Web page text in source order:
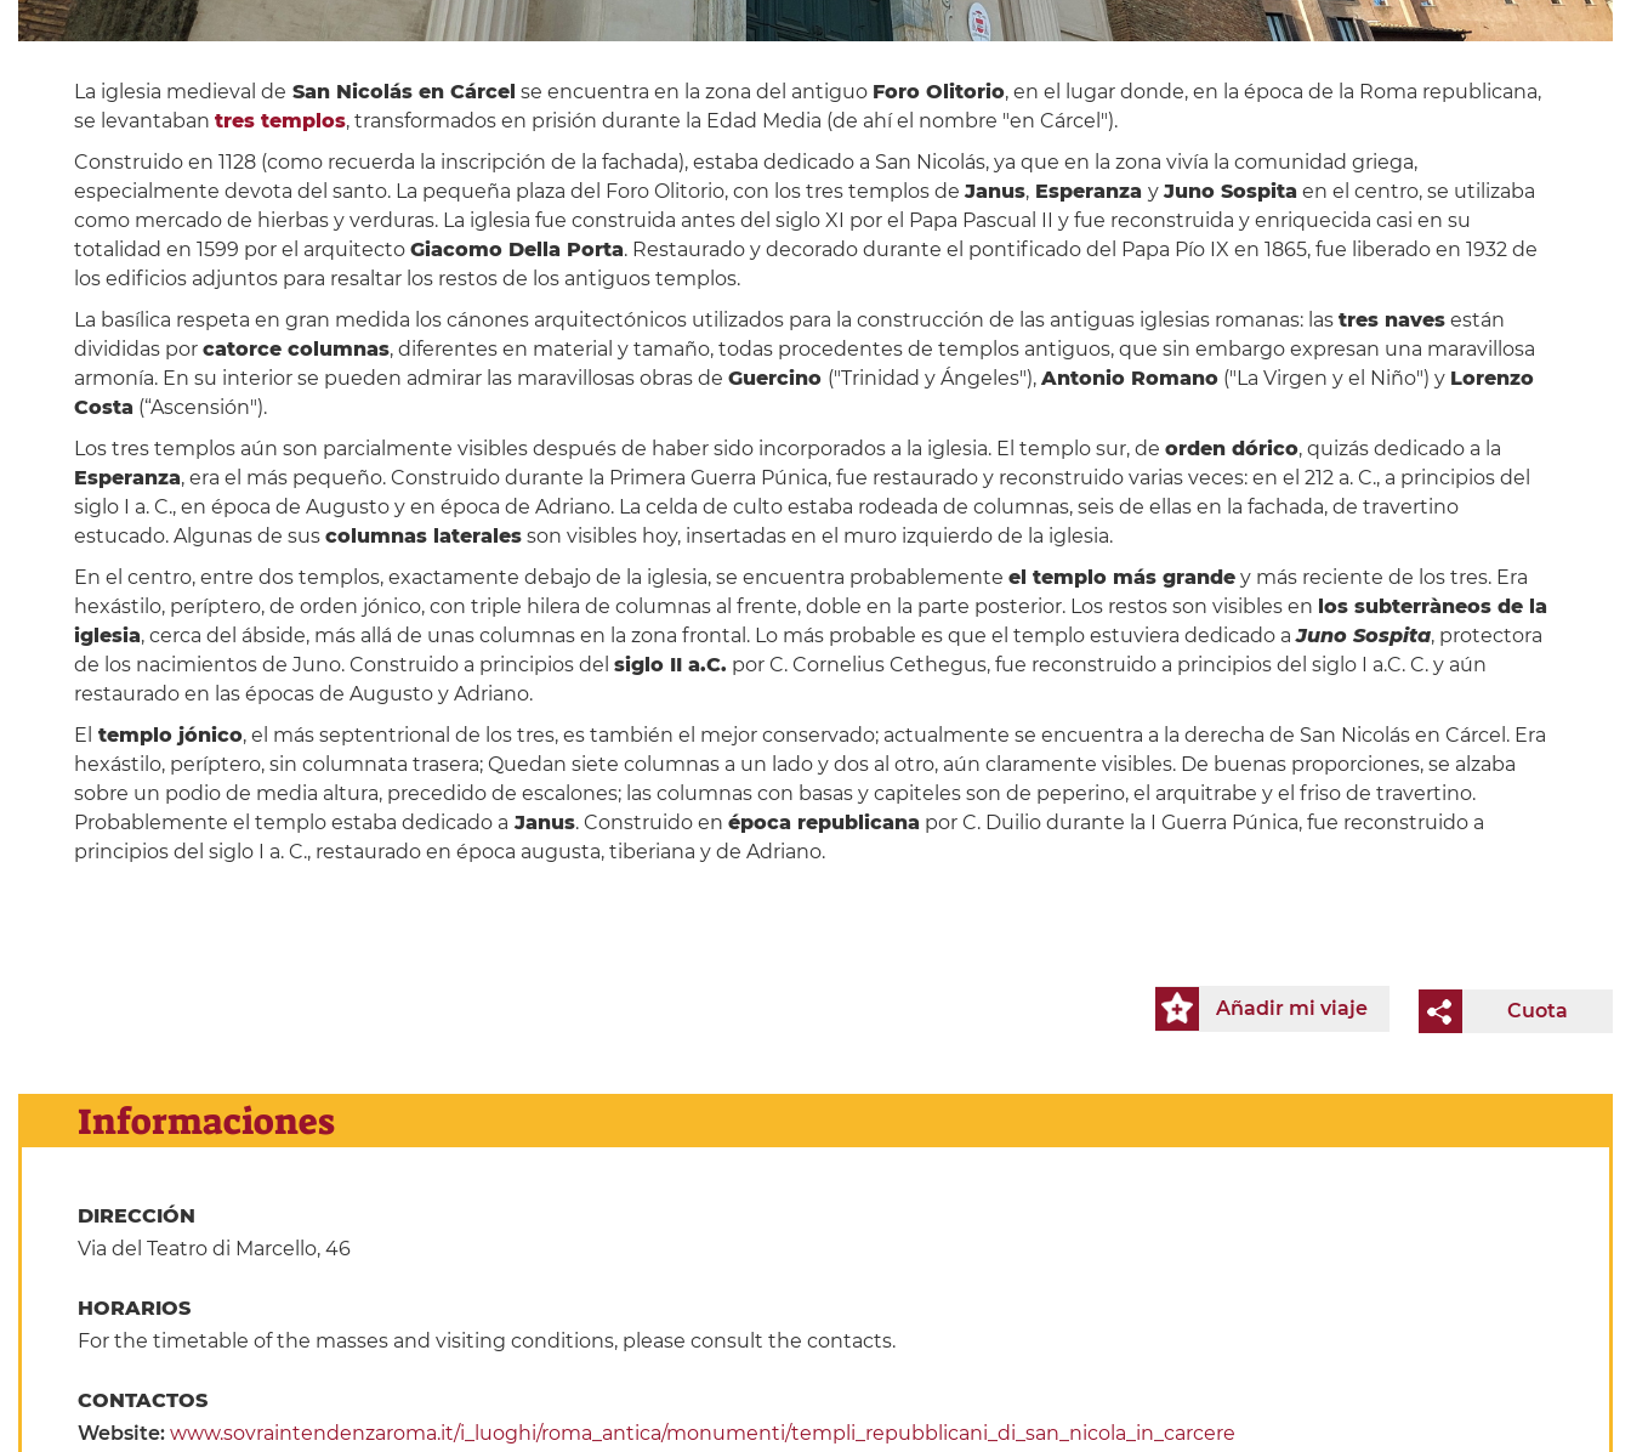
La iglesia medieval de San Nicolás en Cárcel se encuentra en la zona del antiguo Foro Olitorio, en el lugar donde, en la época de la Roma republicana,
se levantaban tres templos, transformados en prisión durante la Edad Media (de ahí el nombre "en Cárcel").
Construido en 1128 (como recuerda la inscripción de la fachada), estaba dedicado a San Nicolás, ya que en la zona vivía la comunidad griega,
especialmente devota del santo. La pequeña plaza del Foro Olitorio, con los tres templos de Janus,Esperanza y Juno Sospita en el centro, se utilizaba
como mercado de hierbas y verduras. La iglesia fue construida antes del siglo XI por el Papa Pascual II y fue reconstruida y enriquecida casi en su
totalidad en 1599 por el arquitecto Giacomo Della Porta. Restaurado y decorado durante el pontificado del Papa Pío IX en 1865, fue liberado en 1932 de
los edificios adjuntos para resaltar los restos de los antiguos templos.
La basílica respeta en gran medida los cánones arquitectónicos utilizados para la construcción de las antiguas iglesias romanas: las tres navesestán
divididas por catorce columnas, diferentes en material y tamaño, todas procedentes de templos antiguos, que sin embargo expresan una maravillosa
armonía. En su interior se pueden admirar las maravillosas obras de Guercino ("Trinidad y Ángeles"), Antonio Romano("La Virgen y el Niño") y Lorenzo
Costa (“Ascensión").
Los tres templos aún son parcialmente visibles después de haber sido incorporados a la iglesia. El templo sur, de orden dórico, quizás dedicado a la
Esperanza, era el más pequeño. Construido durante la Primera Guerra Púnica, fue restaurado y reconstruido varias veces: en el 212 a. C., a principios del
siglo I a. C., en época de Augusto y en época de Adriano. La celda de culto estaba rodeada de columnas, seis de ellas en la fachada, de travertino
estucado. Algunas de sus columnas lateralesson visibles hoy, insertadas en el muro izquierdo de la iglesia.
En el centro, entre dos templos, exactamente debajo de la iglesia, se encuentra probablemente el templo más grandey más reciente de los tres. Era
hexástilo, períptero, de orden jónico, con triple hilera de columnas al frente, doble en la parte posterior. Los restos son visibles en los subterràneos de la
iglesia, cerca del ábside, más allá de unas columnas en la zona frontal. Lo más probable es que el templo estuviera dedicado aJuno Sospita, protectora
de los nacimientos de Juno. Construido a principios del siglo II a.C. por C. Cornelius Cethegus, fue reconstruido a principios del siglo I a.C. C. y aún
restaurado en las épocas de Augusto y Adriano.
El templo jónico, el más septentrional de los tres, es también el mejor conservado; actualmente se encuentra a la derecha de San Nicolás en Cárcel. Era
hexástilo, períptero, sin columnata trasera; Quedan siete columnas a un lado y dos al otro, aún claramente visibles. De buenas proporciones, se alzaba
sobre un podio de media altura, precedido de escalones; las columnas con basas y capiteles son de peperino, el arquitrabe y el friso de travertino.
Probablemente el templo estaba dedicado a Janus. Construido en época republicana por C. Duilio durante la I Guerra Púnica, fue reconstruido a
principios del siglo I a. C., restaurado en época augusta, tiberiana y de Adriano.
Cuota
Añadir mi viaje
Informaciones
DIRECCIÓN
Via del Teatro di Marcello, 46
HORARIOS
For the timetable of the masses and visiting conditions, please consult the contacts.
CONTACTOS
Website: www.sovraintendenzaroma.it/i_luoghi/roma_antica/monumenti/templi_repubblicani_di_san_nicola_in_carcere